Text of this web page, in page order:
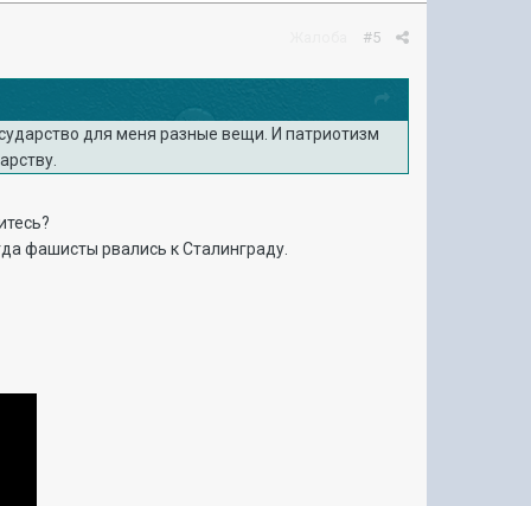
#5
для меня разные вещи. И патриотизм
фашисты рвались к Cталинграду.